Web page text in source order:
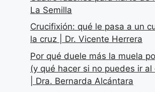
La Semilla
Crucifixión: qué le pasa a un
la cruz | Dr. Vicente Herrera
Por qué duele más la muela
(y qué hacer si no puedes ir
| Dra. Bernarda Alcántara